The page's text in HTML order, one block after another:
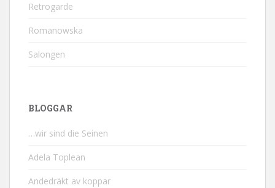
Retrogarde
Romanowska
Salongen
BLOGGAR
…wir sind die Seinen
Adela Toplean
Andedräkt av koppar